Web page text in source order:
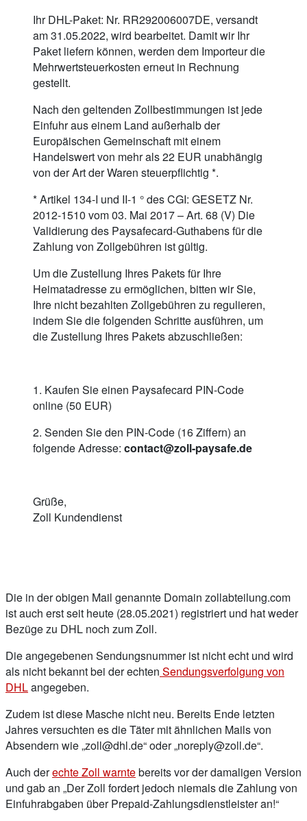
Ihr DHL-Paket: Nr. RR292006007DE, versandt
am 31.05.2022, wird bearbeitet. Damit wir Ihr
Paket liefern können, werden dem Importeur die
Mehrwertsteuerkosten erneut in Rechnung
gestellt.
Nach den geltenden Zollbestimmungen ist jede
Einfuhr aus einem Land außerhalb der
Europäischen Gemeinschaft mit einem
Handelswert von mehr als 22 EUR unabhängig
von der Art der Waren steuerpflichtig *.
* Artikel 134-I und II-1 ° des CGI: GESETZ Nr.
2012-1510 vom 03. Mai 2017 – Art. 68 (V) Die
Validierung des Paysafecard-Guthabens für die
Zahlung von Zollgebühren ist gültig.
Um die Zustellung Ihres Pakets für Ihre
Heimatadresse zu ermöglichen, bitten wir Sie,
Ihre nicht bezahlten Zollgebühren zu regulieren,
indem Sie die folgenden Schritte ausführen, um
die Zustellung Ihres Pakets abzuschließen:
1. Kaufen Sie einen Paysafecard PIN-Code
online (50 EUR)
2. Senden Sie den PIN-Code (16 Ziffern) an
folgende Adresse: contact@zoll-paysafe.de
Grüße,
Zoll Kundendienst
Die in der obigen Mail genannte Domain zollabteilung.com
ist auch erst seit heute (28.05.2021) registriert und hat weder
Bezüge zu DHL noch zum Zoll.
Die angegebenen Sendungsnummer ist nicht echt und wird
als nicht bekannt bei der echten Sendungsverfolgung von
DHLangegeben.
Zudem ist diese Masche nicht neu. Bereits Ende letzten
Jahres versuchten es die Täter mit ähnlichen Mails von
Absendern wie „zoll@dhl.de“ oder „noreply@zoll.de“.
Auch derechte Zoll warntebereits vor der damaligen Version
und gab an „Der Zoll fordert jedoch niemals die Zahlung von
Einfuhrabgaben über Prepaid-Zahlungsdienstleister an!“